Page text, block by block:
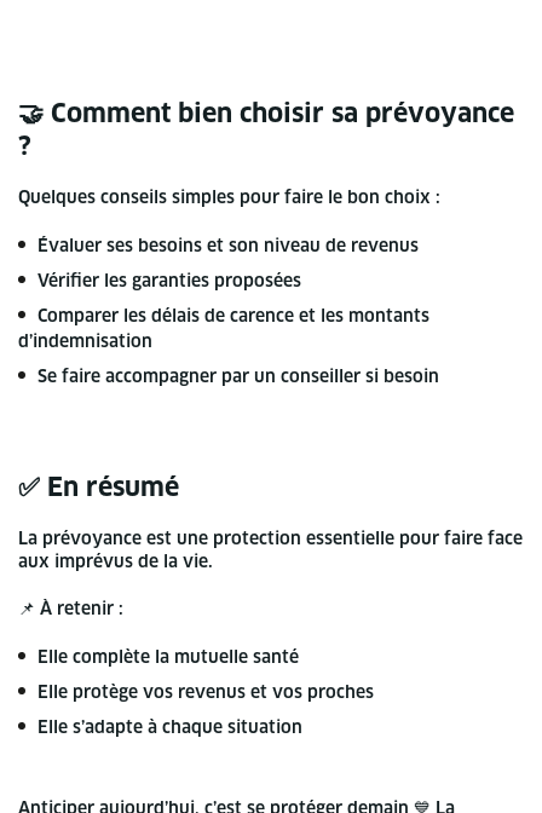
🤝 Comment bien choisir sa prévoyance
?
Quelques conseils simples pour faire le bon choix :
Évaluer ses besoins et son niveau de revenus
Vérifier les garanties proposées
Comparer les délais de carence et les montants
d’indemnisation
Se faire accompagner par un conseiller si besoin
✅ En résumé
La prévoyance est une protection essentielle pour faire face
aux imprévus de la vie.
📌 À retenir :
Elle complète la mutuelle santé
Elle protège vos revenus et vos proches
Elle s’adapte à chaque situation
Anticiper aujourd’hui, c’est se protéger demain 💙 La